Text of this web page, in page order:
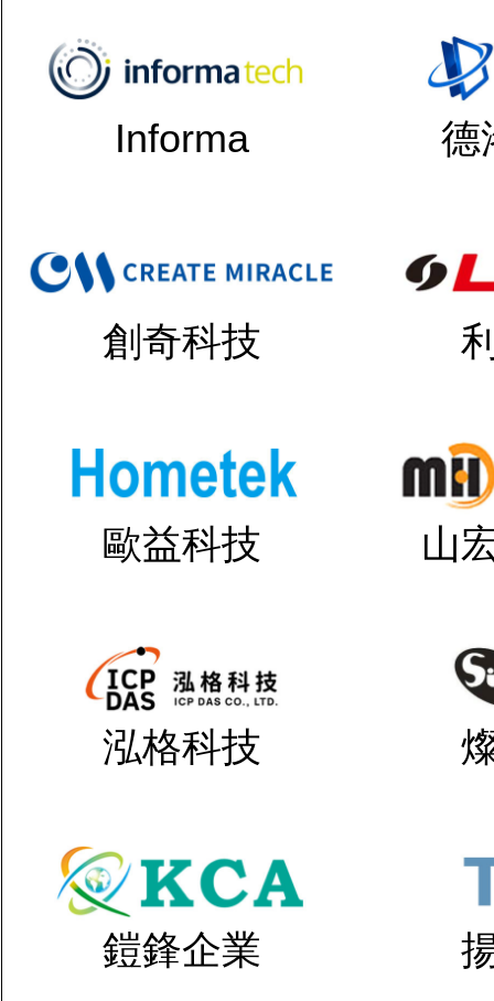
Informa 德
創奇科技
歐益科技 山
泓格科技
鎧鋒企業